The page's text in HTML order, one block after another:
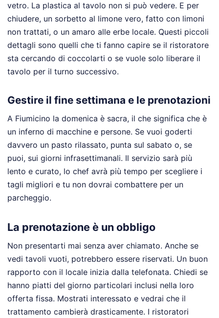
vetro. La plastica al tavolo non si può vedere. E per
chiudere, un sorbetto al limone vero, fatto con limoni
non trattati, o un amaro alle erbe locale. Questi piccoli
dettagli sono quelli che ti fanno capire se il ristoratore
sta cercando di coccolarti o se vuole solo liberare il
tavolo per il turno successivo.
Gestire il fine settimana e le prenotazioni
A Fiumicino la domenica è sacra, il che significa che è
un inferno di macchine e persone. Se vuoi goderti
davvero un pasto rilassato, punta sul sabato o, se
puoi, sui giorni infrasettimanali. Il servizio sarà più
lento e curato, lo chef avrà più tempo per scegliere i
tagli migliori e tu non dovrai combattere per un
parcheggio.
La prenotazione è un obbligo
Non presentarti mai senza aver chiamato. Anche se
vedi tavoli vuoti, potrebbero essere riservati. Un buon
rapporto con il locale inizia dalla telefonata. Chiedi se
hanno piatti del giorno particolari inclusi nella loro
offerta fissa. Mostrati interessato e vedrai che il
trattamento cambierà drasticamente. I ristoratori